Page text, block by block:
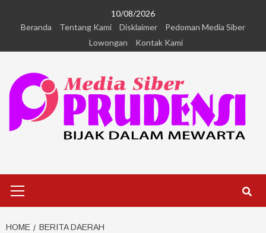
10/08/2026
Beranda
Tentang Kami Disklaimer
Pedoman Media Siber
Lowongan
Kontak Kami
HOME BERITA DAERAH